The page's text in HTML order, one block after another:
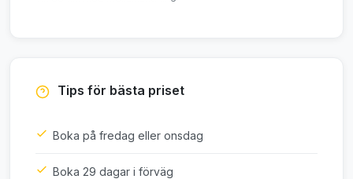
Tips för bästa priset
Boka på fredag eller onsdag
Boka 29 dagar i förväg